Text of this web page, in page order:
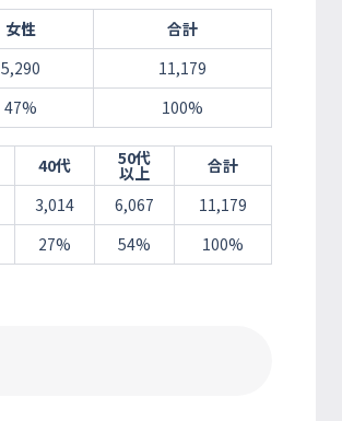
女性
合計
5,290
11,179
47% 100%
40代 50代
以上
合計
3,014 6,067
11,179
27% 54% 100%